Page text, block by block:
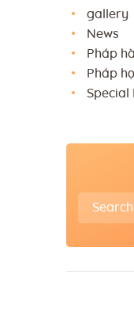
gallery
News
Pháp
Pháp
Special
Search
for: